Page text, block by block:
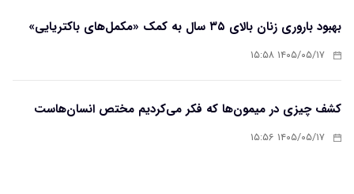
بهبود باروری زنان بالای ۳۵ سال به کمک «مکمل‌های باکتریایی»
۱۴۰۵/۰۵/۱۷ ۱۵:۵۸
کشف چیزی در میمون‌ها که فکر می‌کردیم مختص انسان‌هاست
۱۴۰۵/۰۵/۱۷ ۱۵:۵۶